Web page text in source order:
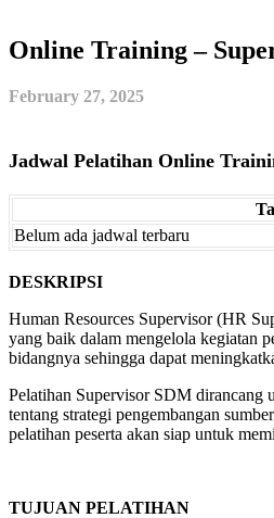
Online Training –
February 27, 2025
Jadwal Pelatihan Online
Belum ada jadwal terbaru
DESKRIPSI
Human Resources Supervisor (HR
yang baik dalam mengelola kegiatan
bidangnya sehingga dapat
Pelatihan Supervisor SDM dirancang
tentang strategi pengembangan
pelatihan peserta akan siap untuk
TUJUAN PELATIHAN